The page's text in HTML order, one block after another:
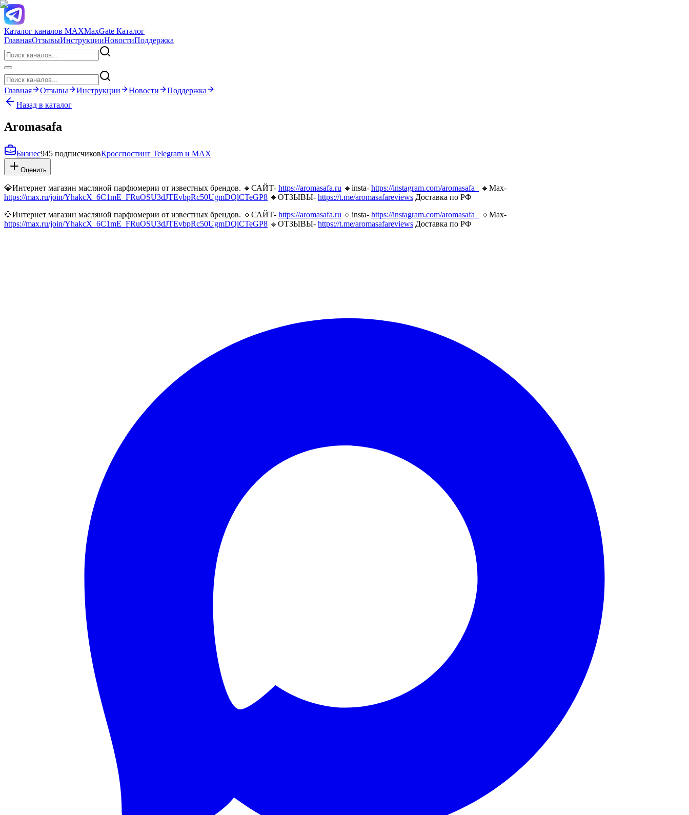
Каталог каналов MAXMaxGate Каталог
ГлавнаяОтзывыИнструкцииНовостиПоддержка
Главная Отзывы Инструкции Новости
Поддержка
Назад в каталог
Aromasafa
Бизнес945 подписчиковКросспостинг Telegram и MAX
Оценить
💎Интернет магазин масляной парфюмерии от известных брендов. 🔹САЙТ- https://aromasafa.ru 🔹insta- https://instagram.com/aromasafa_
🔹Max-
https://max.ru/join/YhakcX_6C1mE_FRuOSU3dJTEvbpRc50UgmDQlCTeGP8 🔹ОТЗЫВЫ- https://t.me/aromasafareviews Доставка по РФ
💎Интернет магазин масляной парфюмерии от известных брендов. 🔹САЙТ- https://aromasafa.ru 🔹insta- https://instagram.com/aromasafa_
🔹Max-
https://max.ru/join/YhakcX_6C1mE_FRuOSU3dJTEvbpRc50UgmDQlCTeGP8 🔹ОТЗЫВЫ- https://t.me/aromasafareviews Доставка по РФ